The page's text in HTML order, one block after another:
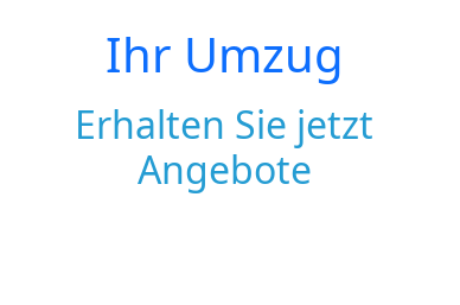
Ihr Umzug
Erhalten Sie jetzt
Angebote